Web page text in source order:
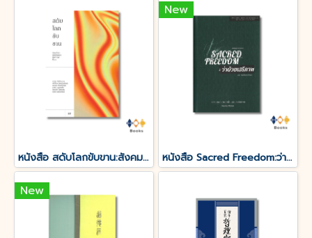
หนังสือ สดับโลกขับขาน:สังคมวิทยาแห่งชีวิตของ Hartmut Rosa
New
หนังสือ Sacred Freedom:ว่าด้วยเสรีภาพ(ปกแข็ง)
New